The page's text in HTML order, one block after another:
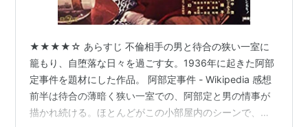
★★★★☆ あらすじ 不倫相手の男と待合の狭い一室に
籠もり、自堕落な日々を過ごす女。1936年に起きた阿部
定事件を題材にした作品。 阿部定事件 - Wikipedia 感想
前半は待合の薄暗く狭い一室での、阿部定と男の情事が
描かれ続ける。ほとんどがこの小部屋内のシーンで、や